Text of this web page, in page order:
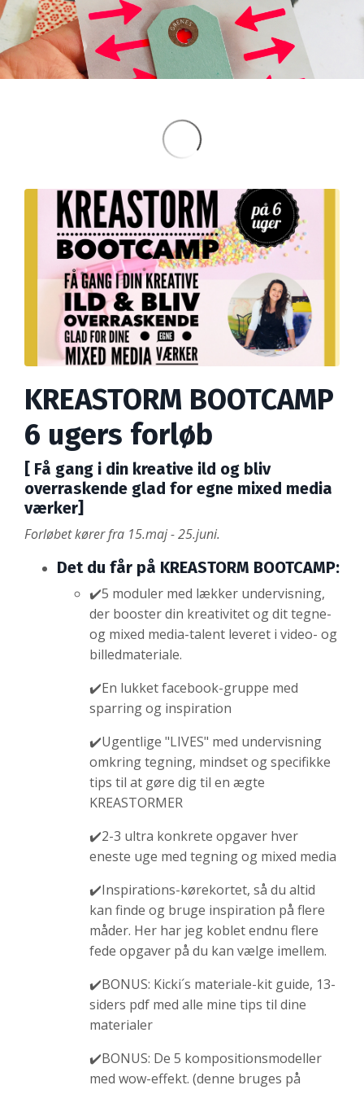
KREASTORM BOOTCAMP
6 ugers forløb
[ Få gang i din kreative ild og bliv
overraskende glad for egne mixed media
værker]
Forløbet kører fra 15.maj - 25.juni.
Det du får på KREASTORM BOOTCAMP:
✔️5 moduler med lækker undervisning,
der booster din kreativitet og dit tegne-
og mixed media-talent leveret i video- og
billedmateriale.
✔️En lukket facebook-gruppe med
sparring og inspiration
✔️Ugentlige "LIVES" med undervisning
omkring tegning, mindset og specifikke
tips til at gøre dig til en ægte
KREASTORMER
✔️2-3 ultra konkrete opgaver hver
eneste uge med tegning og mixed media
✔️Inspirations-kørekortet, så du altid
kan finde og bruge inspiration på flere
måder. Her har jeg koblet endnu flere
fede opgaver på du kan vælge imellem.
✔️BONUS: Kicki´s materiale-kit guide, 13-
siders pdf med alle mine tips til dine
materialer
✔️BONUS: De 5 kompositionsmodeller
med wow-effekt. (denne bruges på